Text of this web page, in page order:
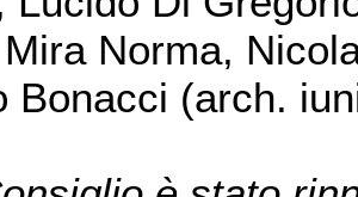
Norma,
Bonacci (arch.